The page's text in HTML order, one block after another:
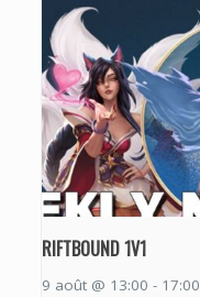
RIFTBOUND 1V1
9 août @ 13:00 - 17:00